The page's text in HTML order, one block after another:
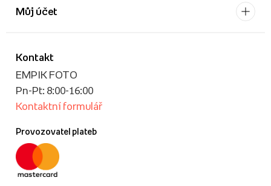
Kontakt
EMPIK FOTO
Pn-Pt: 8:00-16:00
Kontaktní formulář
Provozovatel plateb
Můj účet